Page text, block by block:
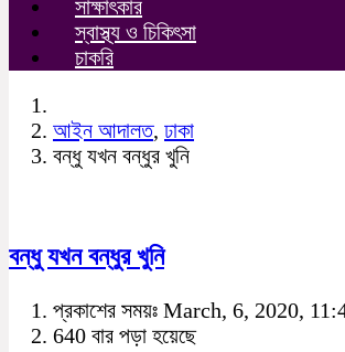
সাক্ষাৎকার
স্বাস্থ্য ও চিকিৎসা
চাকরি
আইন আদালত, ঢাকা
বন্ধু যখন বন্ধুর খুনি
বন্ধু যখন বন্ধুর খুনি
প্রকাশের সময়ঃ March, 6, 2020,
640 বার পড়া হয়েছে